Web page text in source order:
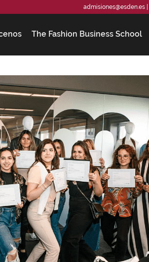
admisiones@esden.es|
The Fashion Business School